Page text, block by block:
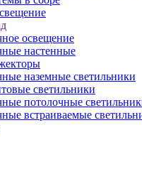
освещение
настенные
наземные светильники
светильники
потолочные
встраиваемые